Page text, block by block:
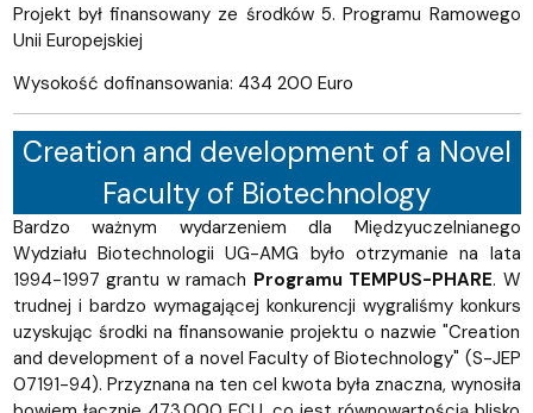
Projekt był finansowany ze środków 5. Programu Ramowego
Unii Europejskiej
Wysokość dofinansowania: 434 200 Euro
Creation and development of a Novel
Faculty of Biotechnology
Bardzo ważnym wydarzeniem dla Międzyuczelnianego
Wydziału Biotechnologii UG-AMG było otrzymanie na lata
1994-1997 grantu w ramach Programu TEMPUS-PHARE. W
trudnej i bardzo wymagającej konkurencji wygraliśmy konkurs
uzyskując środki na finansowanie projektu o nazwie "Creation
and development of a novel Faculty of Biotechnology" (S-JEP
07191-94). Przyznana na ten cel kwota była znaczna, wynosiła